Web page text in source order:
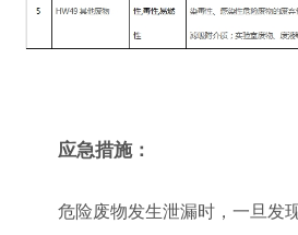
应急措施：
危险废物发生泄漏时，一旦发